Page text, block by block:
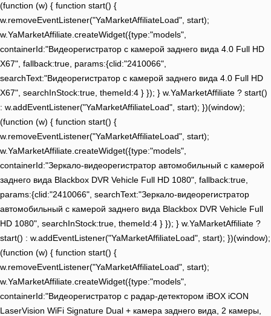
(function (w) { function start() {
w.removeEventListener("YaMarketAffiliateLoad", start);
w.YaMarketAffiliate.createWidget({type:"models",
containerId:"Видеорегистратор с камерой заднего вида 4.0 Full HD
X67", fallback:true, params:{clid:"2410066",
searchText:"Видеорегистратор с камерой заднего вида 4.0 Full HD
X67", searchInStock:true, themeId:4 } }); } w.YaMarketAffiliate ? start()
: w.addEventListener("YaMarketAffiliateLoad", start); })(window);
(function (w) { function start() {
w.removeEventListener("YaMarketAffiliateLoad", start);
w.YaMarketAffiliate.createWidget({type:"models",
containerId:"Зеркало-видеорегистратор автомобильный с камерой
заднего вида Blackbox DVR Vehicle Full HD 1080", fallback:true,
params:{clid:"2410066", searchText:"Зеркало-видеорегистратор
автомобильный с камерой заднего вида Blackbox DVR Vehicle Full
HD 1080", searchInStock:true, themeId:4 } }); } w.YaMarketAffiliate ?
start() : w.addEventListener("YaMarketAffiliateLoad", start); })(window);
(function (w) { function start() {
w.removeEventListener("YaMarketAffiliateLoad", start);
w.YaMarketAffiliate.createWidget({type:"models",
containerId:"Видеорегистратор с радар-детектором iBOX iCON
LaserVision WiFi Signature Dual + камера заднего вида, 2 камеры,